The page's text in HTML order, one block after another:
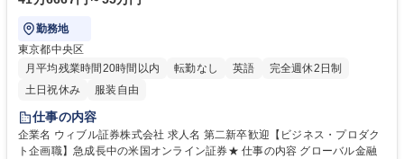
勤務地
東京都中央区
月平均残業時間20時間以内
転勤なし 英語
完全週休2日制
土日祝休み
服装自由
仕事の内容
企業名 ウィブル証券株式会社 求人名 第二新卒歓迎【ビジネス・プロダク
ト企画職】急成長中の米国オンライン証券★ 仕事の内容 グローバル金融